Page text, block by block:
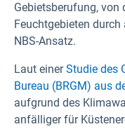
Gebietsberufung, von
Feuchtgebieten
NBS-Ansatz.
Laut einerStudie des
Bureau (BRGM) aus
aufgrund des
anfälliger für